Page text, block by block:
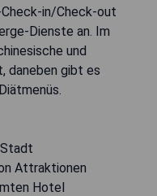
in/Check-out
Dienste an. Im
und
daneben gibt es
Attraktionen
Hotel